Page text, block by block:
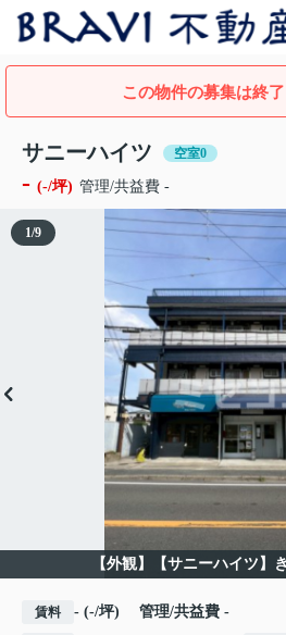
この物件の募集は終了
サニーハイツ 空室0
- (-/坪) 管理/共益費 -
【外観】【サニーハイツ】
1/9
賃料 - (-/坪) 管理/共益費 -